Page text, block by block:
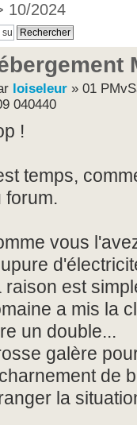
10/2024
loiseleur » 01
040440
!
temps,
forum.
vous
raison est
a mis la
un double...
galère
de
la